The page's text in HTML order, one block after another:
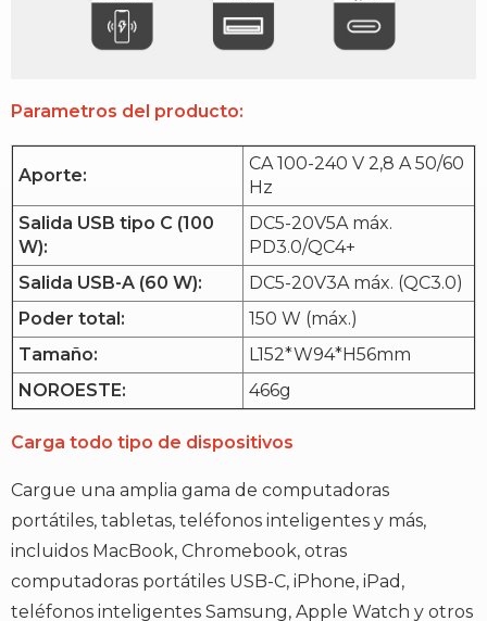
Parametros del producto:
Aporte:
CA 100-240 V 2,8 A 50/60
Hz
Salida USB tipo C (100
W):
DC5-20V5A máx.
PD3.0/QC4+
Salida USB-A (60 W):
DC5-20V3A máx. (QC3.0)
Poder total:
150 W (máx.)
Tamaño:
L152*W94*H56mm
NOROESTE:
466g
Carga todo tipo de dispositivos
Cargue una amplia gama de computadoras
portátiles, tabletas, teléfonos inteligentes y más,
incluidos MacBook, Chromebook, otras
computadoras portátiles USB-C, iPhone, iPad,
teléfonos inteligentes Samsung, Apple Watch y otros